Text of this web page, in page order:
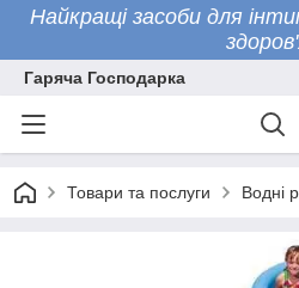
Найкращі засоби для
Гаряча Господарка
Товари та послуги Водні